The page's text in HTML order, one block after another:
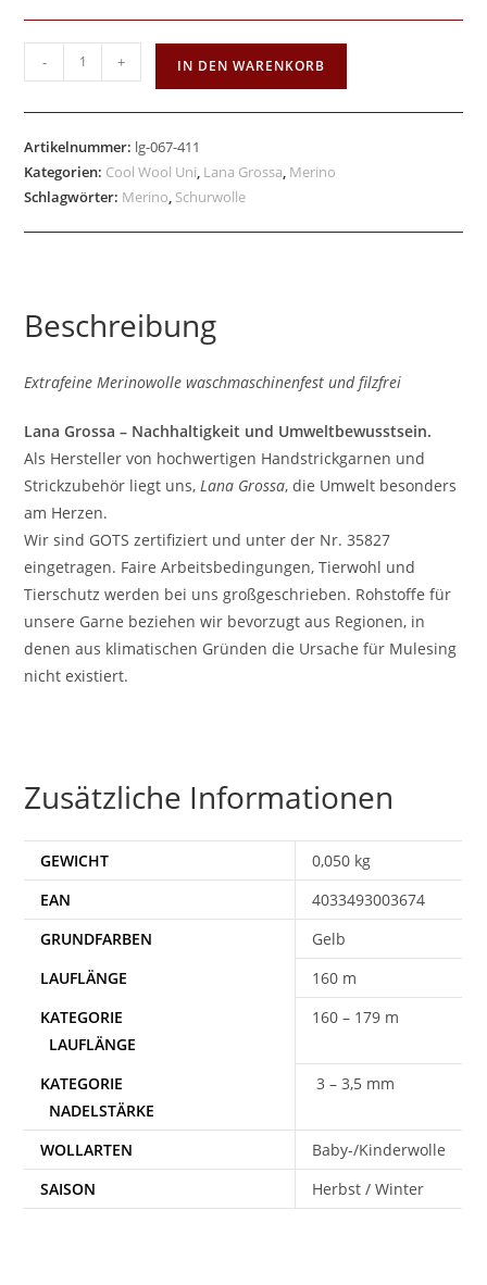
- + IN DEN WARENKORB
Artikelnummer: lg-067-411
Kategorien: Cool Wool Uni, Lana Grossa, Merino
Schlagwörter: Merino, Schurwolle
Beschreibung
Extrafeine Merinowolle waschmaschinenfest und filzfrei
Lana Grossa – Nachhaltigkeit und Umweltbewusstsein.
Als Hersteller von hochwertigen Handstrickgarnen und
Strickzubehör liegt uns,Lana Grossa, die Umwelt besonders
am Herzen.
Wir sind GOTS zertifiziert und unter der Nr. 35827
eingetragen. Faire Arbeitsbedingungen, Tierwohl und
Tierschutz werden bei uns großgeschrieben. Rohstoffe für
unsere Garne beziehen wir bevorzugt aus Regionen, in
denen aus klimatischen Gründen die Ursache für Mulesing
nicht existiert.
Zusätzliche Informationen
GEWICHT
0,050 kg
EAN
4033493003674
Gelb
160 m
160 – 179 m
3 – 3,5 mm
WOLLARTEN
Baby-/Kinderwolle
SAISON
Herbst / Winter